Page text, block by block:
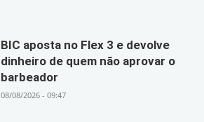
BIC aposta no Flex 3 e devolve
dinheiro de quem não aprovar o
barbeador
08/08/2026 - 09:47